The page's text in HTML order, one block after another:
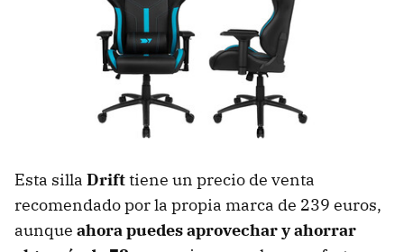
Esta silla Drifttiene un precio de venta
recomendado por la propia marca de 239 euros,
aunque ahora puedes aprovechar y ahorrar